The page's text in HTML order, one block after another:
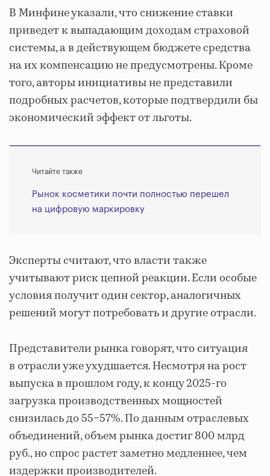
В Минфине указали, что снижение ставки
приведет к выпадающим доходам страховой
системы, а в действующем бюджете средства
на их компенсацию не предусмотрены. Кроме
того, авторы инициативы не представили
подробных расчетов, которые подтвердили бы
экономический эффект от льготы.
Читайте также
Рынок косметики почти полностью перешел
на цифровую маркировку
Эксперты считают, что власти также
учитывают риск цепной реакции. Если особые
условия получит один сектор, аналогичных
решений могут потребовать и другие отрасли.
Представители рынка говорят, что ситуация
в отрасли уже ухудшается. Несмотря на рост
выпуска в прошлом году, к концу 2025-го
загрузка производственных мощностей
снизилась до 55−57%. По данным отраслевых
объединений, объем рынка достиг 800 млрд
руб., но спрос растет заметно медленнее, чем
издержки производителей.